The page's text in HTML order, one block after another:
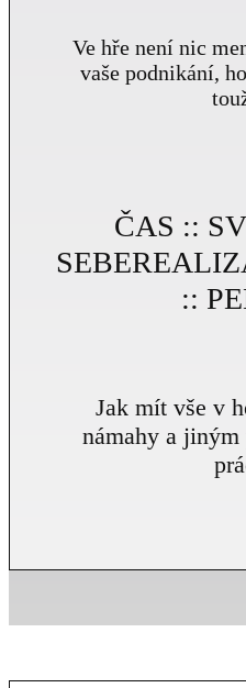
Ve hře není nic
vaše podnikání,
ČAS ::
::
Jak mít vše v
námahy a jiným